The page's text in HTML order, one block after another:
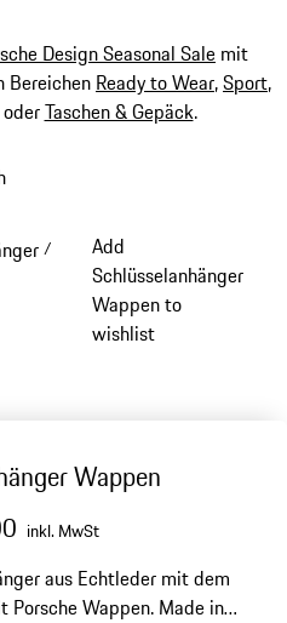
Design Seasonal Sale mit
Bereichen Ready to Wear,Sport,
Taschen & Gepäck.
/
Add
Schlüsselanhänger
Wappen to
wishlist
Wappen
inkl. MwSt
aus Echtleder mit dem
Porsche Wappen. Made in